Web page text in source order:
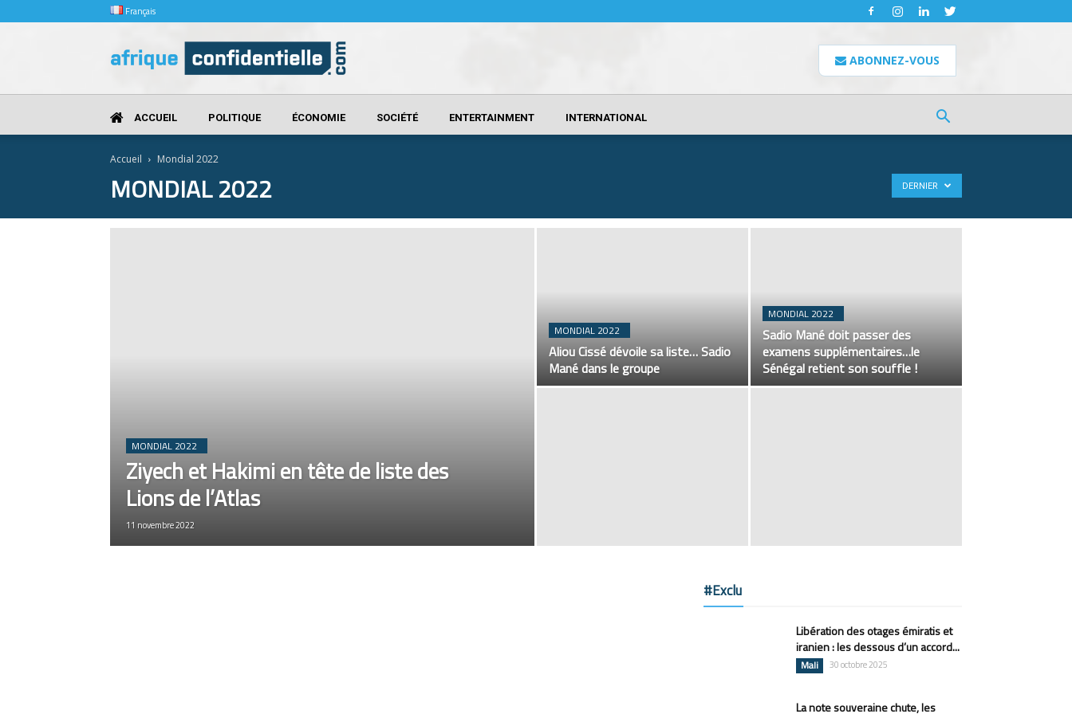
Français
Confidentielle
ABONNEZ-VOUS
ACCUEIL POLITIQUE ÉCONOMIE SOCIÉTÉ ENTERTAINMENT INTERNATIONAL
Accueil Mondial 2022
MONDIAL 2022 DERNIER
MONDIAL 2022
Ziyech et Hakimi en tête de liste des
Lions de l’Atlas
11 novembre 2022
MONDIAL 2022
Aliou Cissé dévoile sa liste… Sadio
Mané dans le groupe
MONDIAL 2022
Sadio Mané doit passer des
examens supplémentaires…le
Sénégal retient son souffle !
#Exclu
Libération des otages émiratis et
iranien : les dessous d’un accord...
Mali 30 octobre 2025
La note souveraine chute, les